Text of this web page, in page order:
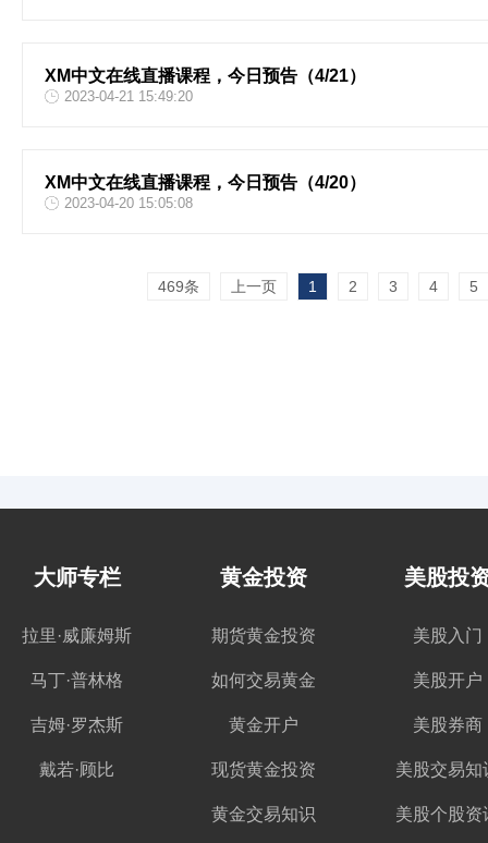
XM中文在线直播课程，今日预告（4/21）
2023-04-21 15:49:20
XM中文在线直播课程，今日预告（4/20）
2023-04-20 15:05:08
469条 上一页 1 2 3 4 5
大师专栏
拉里·威廉姆斯
马丁·普林格
吉姆·罗杰斯
戴若·顾比
黄金投资
期货黄金投资
如何交易黄金
黄金开户
现货黄金投资
黄金交易知识
美股投
美股入门
美股开户
美股券商
美股交易知
美股个股资